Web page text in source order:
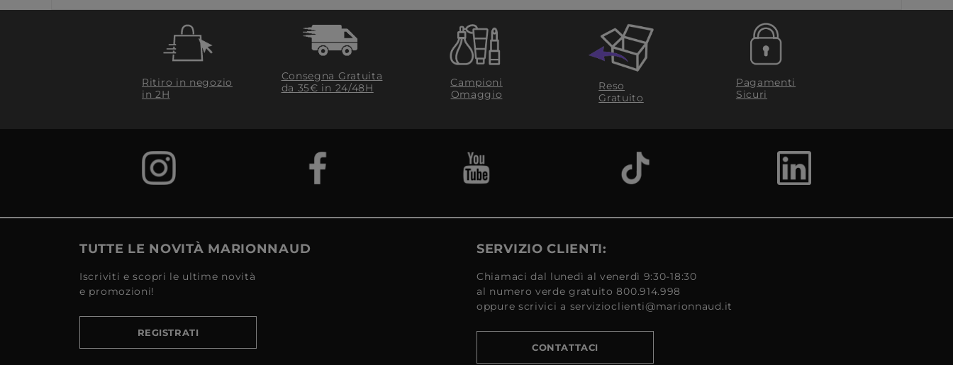
Ritiro in negozio
in 2H
Consegna Gratuita
da 35€​ in 24/48H
Campioni
Omaggio
Reso
Gratuito
Pagamenti
Sicuri
TUTTE LE NOVITÀ MARIONNAUD
Iscriviti e scopri le ultime novità
e promozioni!
REGISTRATI
SERVIZIO CLIENTI:
Chiamaci dal lunedì al venerdì 9:30-18:30
al numero verde gratuito 800.914.998
oppure scrivici a servizioclienti@marionnaud.it
CONTATTACI